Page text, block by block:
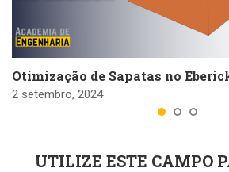
Otimização de Sapatas no
2 setembro, 2024
UTILIZE ESTE CAMPO